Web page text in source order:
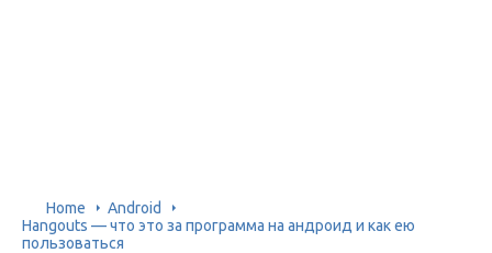
Home
Android
Hangouts — что это за программа на андроид и как ею
пользоваться